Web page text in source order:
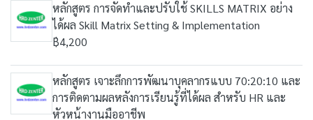
หลักสูตร การจัดทำและปรับใช้ SKILLS MATRIX อย่าง
ได้ผล Skill Matrix Setting & Implementation
฿4,200
หลักสูตร เจาะลึกการพัฒนาบุคลากรแบบ 70:20:10 และ
การติดตามผลหลังการเรียนรู้ที่ได้ผล สำหรับ HR และ
หัวหน้างานมืออาชีพ